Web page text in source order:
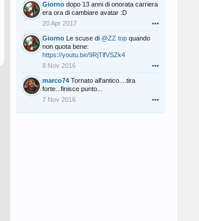
Giorno dopo 13 anni di onorata carriera
era ora di cambiare avatar :D
20 Apr 2017
•••
Giorno Le scuse di @ZZ top quando
non quota bene:
https://youtu.be/9RjTlfVSZk4
8 Nov 2016
•••
marco74 Tornato all'antico....tira
forte...finisce punto...
7 Nov 2016
•••